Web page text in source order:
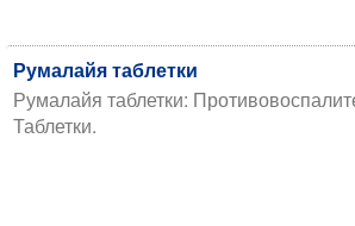
Румалайя таблетки
Румалайя таблетки:
Таблетки.